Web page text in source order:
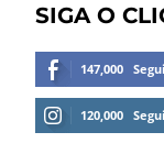
SIGA O
147,000
120,000